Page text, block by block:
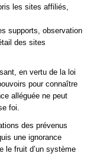
les sites affiliés,
supports, observation
des sites
en vertu de la loi
pour connaître
alléguée ne peut
foi.
des prévenus
une ignorance
le fruit d’un système